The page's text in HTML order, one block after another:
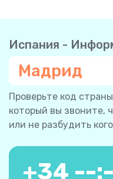
Испания -
Мадрид
Проверьте код
который вы звоните,
или не разбудить
+34 --